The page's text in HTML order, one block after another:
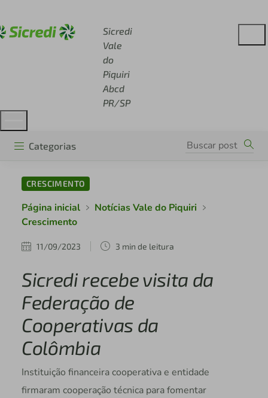
Sicredi
Vale
do
Piquiri
Abcd
PR/SP
Categorias
CRESCIMENTO
Página inicial
Notícias Vale do Piquiri
Crescimento
11/09/2023 3 min de leitura
Sicredi recebe visita da
Federação de
Cooperativas da
Colômbia
Instituição financeira cooperativa e entidade
firmaram cooperação técnica para fomentar